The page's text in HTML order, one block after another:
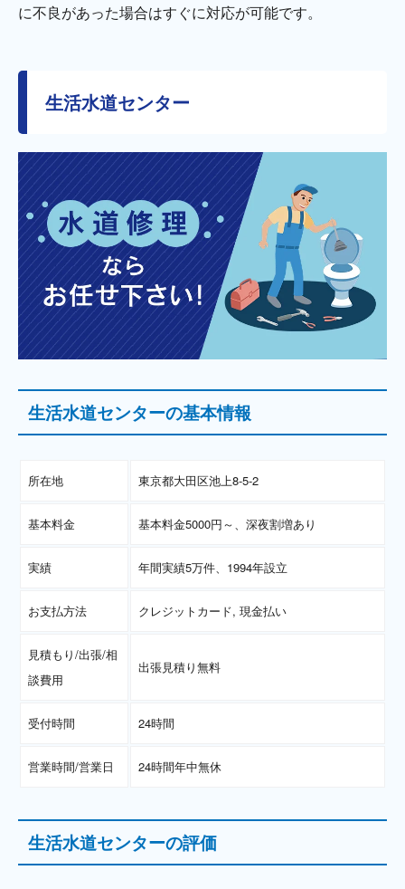
に不良があった場合はすぐに対応が可能です。
生活水道センター
生活水道センターの基本情報
所在地 東京都大田区池上8-5-2
基本料金 基本料金5000円～、深夜割増あり
実績 年間実績5万件、1994年設立
お支払方法 クレジットカード, 現金払い
見積もり/出張/相
談費用
出張見積り無料
受付時間 24時間
営業時間/営業日 24時間年中無休
生活水道センターの評価